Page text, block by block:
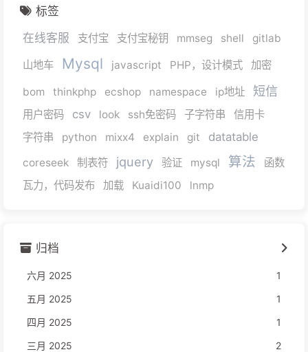
标签
在线客服
支付宝 支付宝秘钥 mmseg shell gitlab
山地车 Mysql javascript PHP，设计模式 加密
bom thinkphp ecshop namespace ip地址 短信
用户密码 csv look ssh免密码 子字符串
信用卡
字符串
python mixx4 explain git datatable
coreseek 制表符 jquery 验证 mysql 算法
函数
瓦力，代码发布
加载 Kuaidi100 lnmp
归档
六月 2025
1
五月 2025
1
四月 2025
1
三月 2025
2